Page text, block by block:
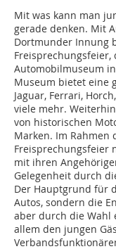
Mit was kann man
gerade denken. Mit
Dortmunder Innung
Freisprechungsfeier,
Automobilmuseum
Museum bietet eine
Jaguar, Ferrari,
viele mehr.
von historischen
Marken. Im Rahmen
Freisprechungsfeier
mit ihren
Gelegenheit durch
Der Hauptgrund für
Autos, sondern die
aber durch die Wahl
allem den jungen